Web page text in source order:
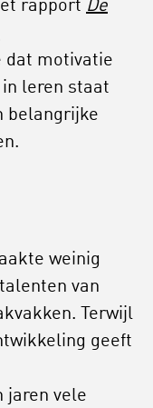
rapport De
dat motivatie
leren staat
belangrijke
weinig
van
Terwijl
geeft
jaren vele